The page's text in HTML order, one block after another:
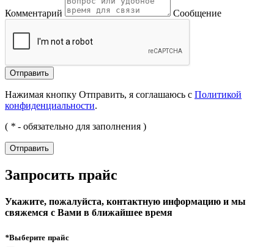
Комментарий Сообщение
Нажимая кнопку Отправить, я соглашаюсь с Политикой
конфиденциальности.
( * - обязательно для заполнения )
Запросить прайс
Укажите, пожалуйста, контактную информацию и мы
свяжемся с Вами в ближайшее время
*Выберите прайс